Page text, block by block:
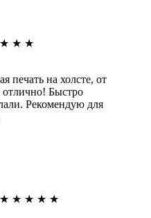
★ ★ ★
печать на холсте, от
отлично! Быстро
Рекомендую для
★ ★ ★ ★ ★